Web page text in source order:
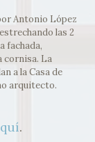
Antonio López
las 2
fachada,
cornisa. La
a la Casa de
arquitecto.
.